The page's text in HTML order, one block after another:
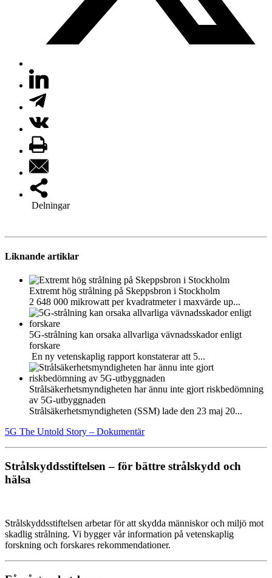
Delningar
Liknande artiklar
Extremt hög strålning på Skeppsbron i Stockholm
2 648 000 mikrowatt per kvadratmeter i maxvärde up...
5G-strålning kan orsaka allvarliga vävnadsskador enligt
forskare
En ny vetenskaplig rapport konstaterar att 5...
Strålsäkerhetsmyndigheten har ännu inte gjort riskbedömning
av 5G-utbyggnaden
Strålsäkerhetsmyndigheten (SSM) lade den 23 maj 20...
5G The Untold Story – Dokumentär
Strålskyddsstiftelsen – för bättre strålskydd och
hälsa
Strålskyddsstiftelsen arbetar för att skydda människor och miljö mot
skadlig strålning. Vi bygger vår information på vetenskaplig
forskning och forskares rekommendationer.